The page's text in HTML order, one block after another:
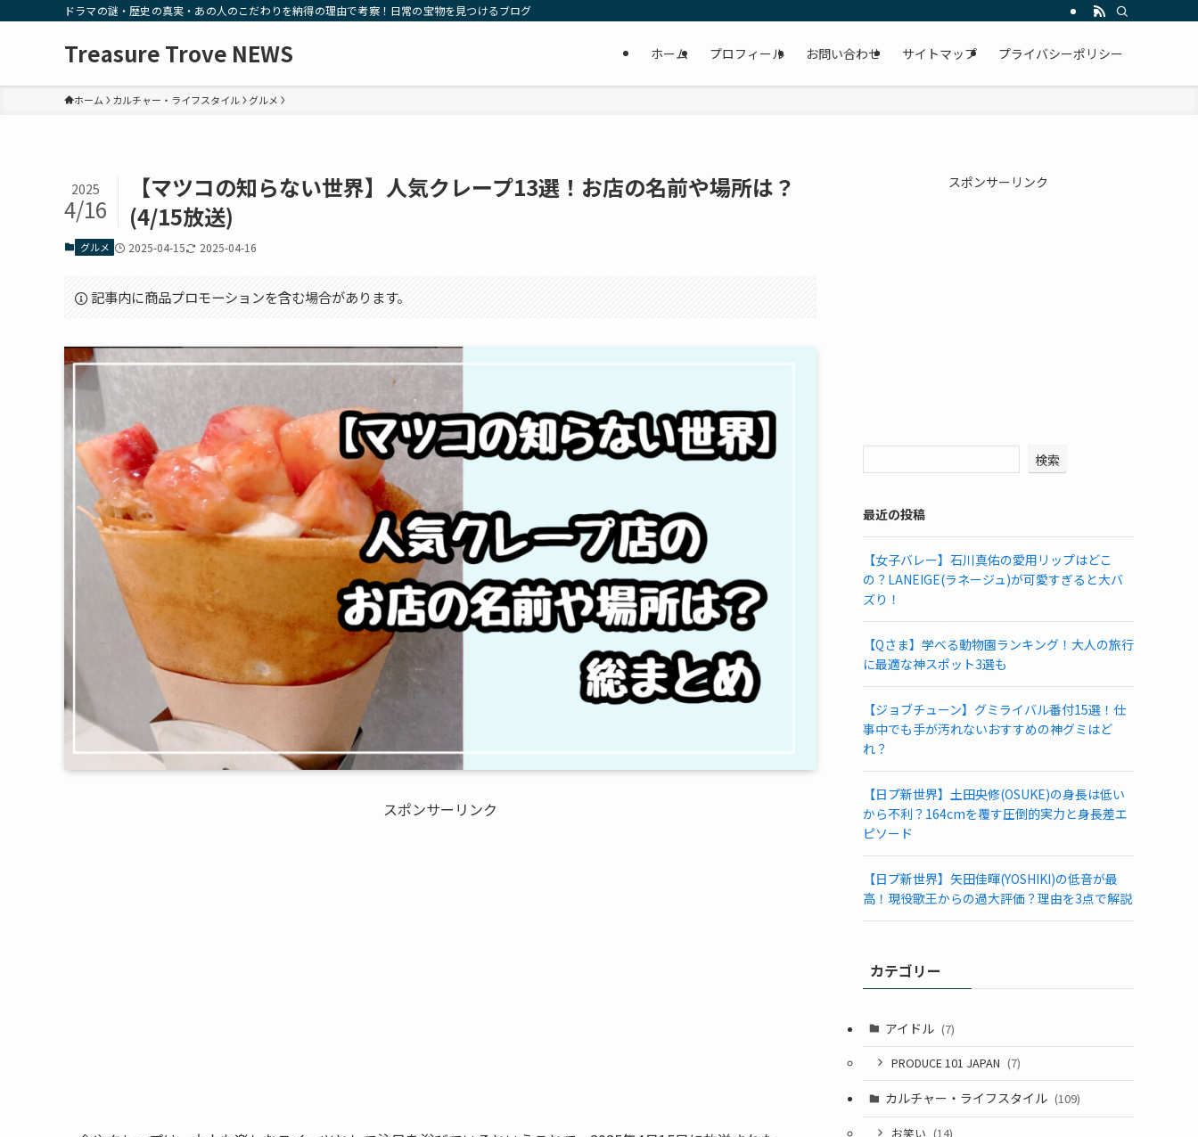
ドラマの謎・歴史の真実・あの人のこだわりを納得の理由で考察！日常の宝物を見つけるブログ
Treasure Trove NEWS ホーム プロフィール お問い合わせ サイトマップ プライバシーポリシー
ホーム カルチャー・ライフスタイル グルメ
【マツコの知らない世界】人気クレープ13選！お店の名前や場所は？
(4/15放送)
2025
4/16
グルメ 2025-04-15 2025-04-16
記事内に商品プロモーションを含む場合があります。
スポンサーリンク
スポンサーリンク
検索
最近の投稿
【女子バレー】石川真佑の愛用リップはどこ
の？LANEIGE(ラネージュ)が可愛すぎると大バ
ズり！
【Qさま】学べる動物園ランキング！大人の旅行
に最適な神スポット3選も
【ジョブチューン】グミライバル番付15選！仕
事中でも手が汚れないおすすめの神グミはど
れ？
【日プ新世界】土田央修(OSUKE)の身長は低い
から不利？164cmを覆す圧倒的実力と身長差エ
ピソード
【日プ新世界】矢田佳暉(YOSHIKI)の低音が最
高！現役歌王からの過大評価？理由を3点で解説
カテゴリー
アイドル (7)
PRODUCE 101 JAPAN (7)
カルチャー・ライフスタイル (109)
お笑い (14)